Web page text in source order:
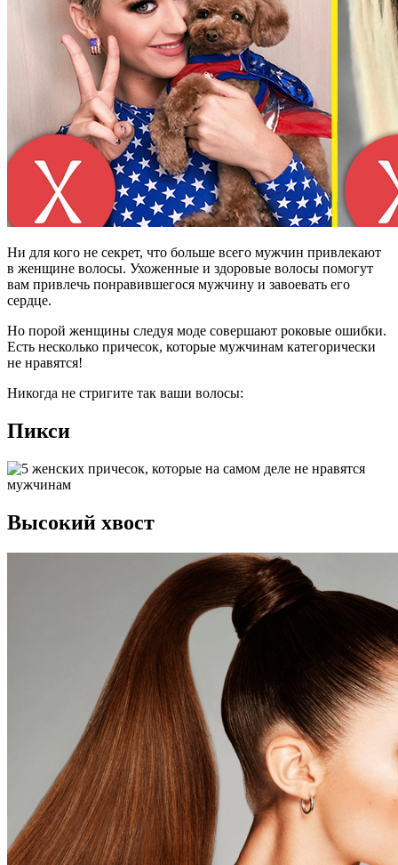
Ни для кого не секрет, что больше всего мужчин привлекают
в женщине волосы. Ухоженные и здоровые волосы помогут
вам привлечь понравившегося мужчину и завоевать его
сердце.
Но порой женщины следуя моде совершают роковые ошибки.
Есть несколько причесок, которые мужчинам категорически
не нравятся!
Никогда не стригите так ваши волосы:
Пикси
Высокий хвост